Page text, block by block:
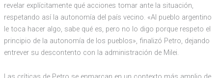
revelar explícitamente qué acciones tomar ante la situación,
respetando así la autonomía del país vecino. «Al pueblo argentino
le toca hacer algo, sabe qué es, pero no lo digo porque respeto el
principio de la autonomía de los pueblos», finalizó Petro, dejando
entrever su descontento con la administración de Milei.